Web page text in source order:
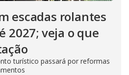
escadas rolantes
2027; veja o que
turístico passará por reformas